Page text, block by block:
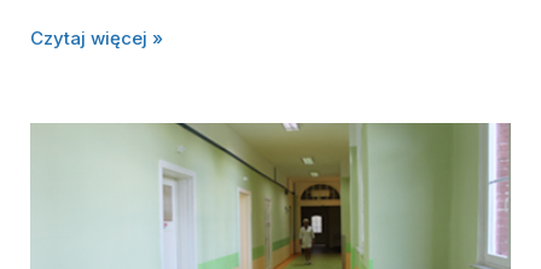
Czytaj więcej »